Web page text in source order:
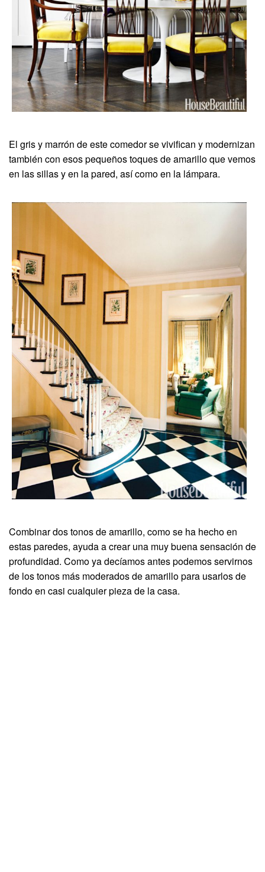
El gris y marrón de este comedor se vivifican y modernizan
también con esos pequeños toques de amarillo que vemos
en las sillas y en la pared, así como en la lámpara.
Combinar dos tonos de amarillo, como se ha hecho en
estas paredes, ayuda a crear una muy buena sensación de
profundidad. Como ya decíamos antes podemos servirnos
de los tonos más moderados de amarillo para usarlos de
fondo en casi cualquier pieza de la casa.